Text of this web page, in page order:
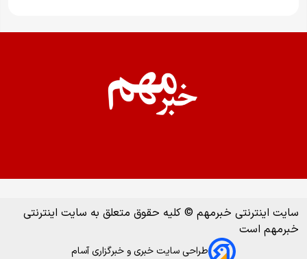
سایت اینترنتی خبرمهم © کلیه حقوق متعلق به سایت اینترنتی
خبرمهم است
طراحی سایت خبری و خبرگزاری آسام